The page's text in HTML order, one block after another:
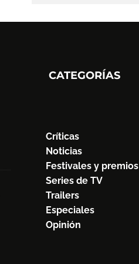
CATEGORÍAS
Críticas
Noticias
Festivales y premios
Series de TV
Trailers
Especiales
Opinión